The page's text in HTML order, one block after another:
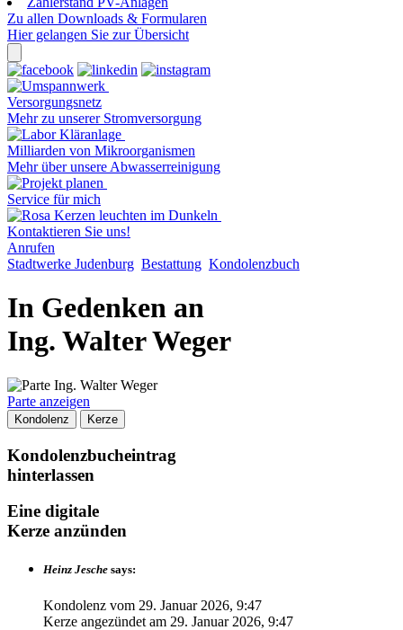
Zu allen Downloads & Formularen
Hier gelangen Sie zur Übersicht
Versorgungsnetz
Mehr zu unserer Stromversorgung
Milliarden von Mikroorganismen
Mehr über unsere Abwasserreinigung
Service für mich
Kontaktieren Sie uns!
Anrufen
Stadtwerke Judenburg Bestattung Kondolenzbuch
In Gedenken an
Ing. Walter Weger
Parte anzeigen
Kondolenz Kerze
Kondolenzbucheintrag
hinterlassen
Eine digitale
Kerze anzünden
Heinz Jesche says:
Kondolenz vom 29. Januar 2026, 9:47
Kerze angezündet am 29. Januar 2026, 9:47